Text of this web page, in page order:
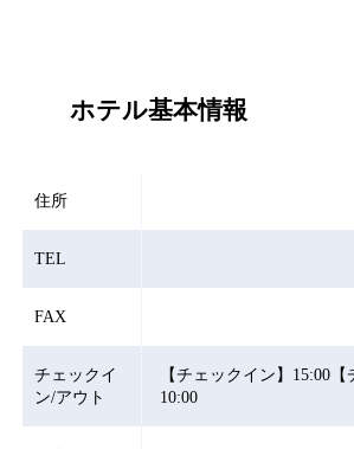
ホテル基本情報
住所
TEL
FAX
チェックイ
ン/アウト
【チェックイン】15:00【
10:00